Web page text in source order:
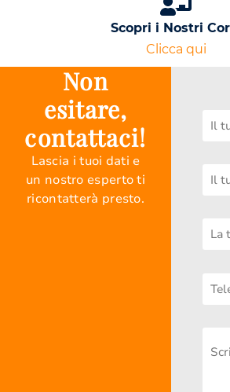
Scopri i Nostri
Clicca qui
Non
esitare,
contattaci!
Lascia i tuoi dati e
un nostro esperto ti
ricontatterà presto.